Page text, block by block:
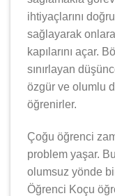
ihtiyaçlarını
sağlayarak
kapılarını açar.
sınırlayan
özgür ve olumlu
öğrenirler.
Çoğu öğrenci
problem yaşar.
olumsuz yönde
Öğrenci Koçu